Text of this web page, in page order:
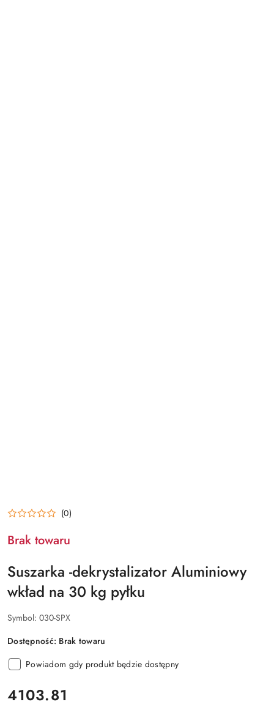
(0)
Brak towaru
Suszarka -dekrystalizator Aluminiowy
wkład na 30 kg pyłku
Symbol: 030-SPX
Dostępność: Brak towaru
Powiadom gdy produkt będzie dostępny
cena:
4103.81